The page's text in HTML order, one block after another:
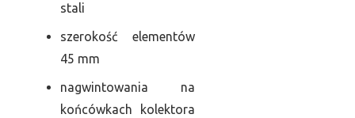
stali
szerokość elementów
45 mm
nagwintowania na
końcówkach kolektora